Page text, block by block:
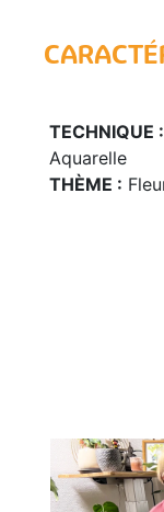
TECHNIQUE :
Aquarelle
THÈME :